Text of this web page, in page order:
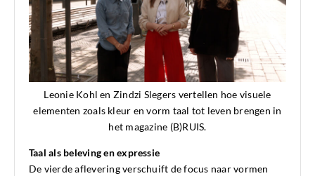
Leonie Kohl en Zindzi Slegers vertellen hoe visuele
elementen zoals kleur en vorm taal tot leven brengen in
het magazine (B)RUIS.
Taal als beleving en expressie
De vierde aflevering verschuift de focus naar vormen